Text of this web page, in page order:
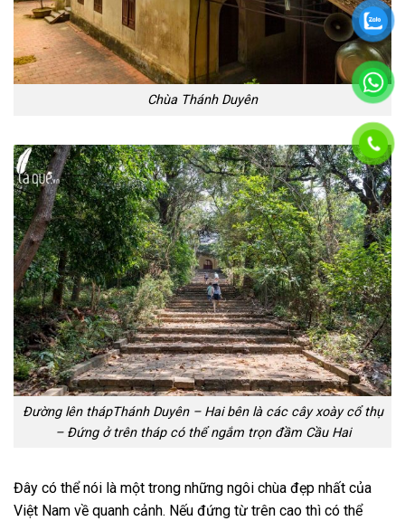
Chùa Thánh Duyên
Đường lên thápThánh Duyên – Hai bên là các cây xoày cổ thụ
– Đứng ở trên tháp có thể ngắm trọn đầm Cầu Hai
Đây có thể nói là một trong những ngôi chùa đẹp nhất của
Việt Nam về quanh cảnh. Nếu đứng từ trên cao thì có thể